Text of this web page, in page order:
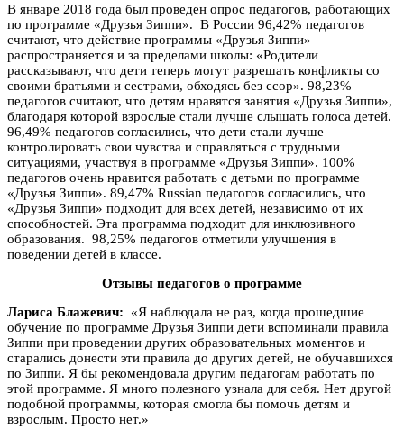
В январе 2018 года был проведен опрос педагогов, работающих
по программе «Друзья Зиппи». В России 96,42% педагогов
считают, что действие программы «Друзья Зиппи»
распространяется и за пределами школы: «Родители
рассказывают, что дети теперь могут разрешать конфликты со
своими братьями и сестрами, обходясь без ссор». 98,23%
педагогов считают, что детям нравятся занятия «Друзья Зиппи»,
благодаря которой взрослые стали лучше слышать голоса детей.
96,49% педагогов согласились, что дети стали лучше
контролировать свои чувства и справляться с трудными
ситуациями, участвуя в программе «Друзья Зиппи». 100%
педагогов очень нравится работать с детьми по программе
«Друзья Зиппи». 89,47% Russian педагогов согласились, что
«Друзья Зиппи» подходит для всех детей, независимо от их
способностей. Эта программа подходит для инклюзивного
образования. 98,25% педагогов отметили улучшения в
поведении детей в классе.
Отзывы педагогов о программе
Лариса Блажевич: «Я наблюдала не раз, когда прошедшие
обучение по программе Друзья Зиппи дети вспоминали правила
Зиппи при проведении других образовательных моментов и
старались донести эти правила до других детей, не обучавшихся
по Зиппи. Я бы рекомендовала другим педагогам работать по
этой программе. Я много полезного узнала для себя. Нет другой
подобной программы, которая смогла бы помочь детям и
взрослым. Просто нет.»